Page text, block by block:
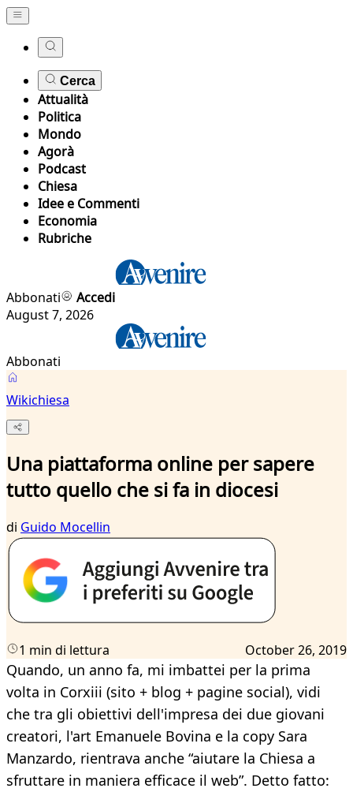
Cerca
Attualità
Politica
Mondo
Agorà
Podcast
Chiesa
Idee e Commenti
Economia
Rubriche
Abbonati
Accedi
August 7, 2026
Abbonati
Wikichiesa
Una piattaforma online per sapere
tutto quello che si fa in diocesi
di Guido Mocellin
1 min di lettura October 26, 2019
Quando, un anno fa, mi imbattei per la prima
volta in Corxiii (sito + blog + pagine social), vidi
che tra gli obiettivi dell'impresa dei due giovani
creatori, l'art Emanuele Bovina e la copy Sara
Manzardo, rientrava anche “aiutare la Chiesa a
sfruttare in maniera efficace il web”. Detto fatto: